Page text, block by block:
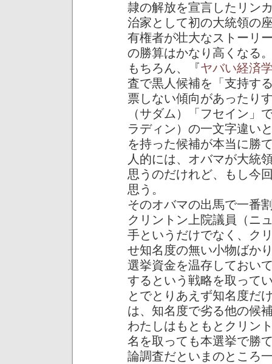
隷の解放を宣言したリン
治家として初の大統領の
有権者が壮大なストーリ
の勝算はかなり高くなる
もちろん、『ヤバい経済
査で黒人候補を「支持す
票しない傾向があったり
（サダム）「フセイン」
ラディン）の一文字違い
を持った候補が本当に勝
人的には、オバマが大統
思うのだけれど、もし今
思う。
そのオバマの出馬で一番
クリントン上院議員（ニ
手というだけでなく、ク
せ知名度の無い小物ばか
選挙資金を温存しておい
するという戦略を取って
とでとりあえず知名度だ
は、知名度で劣る他の候
わたしはもともとクリン
名を取っても本選挙で勝
論調査だといまのところ